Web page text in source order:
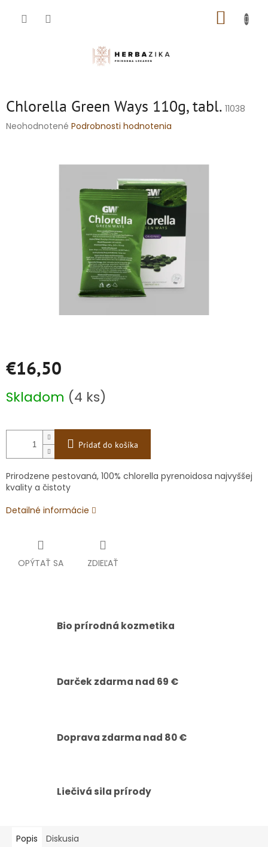
Chlorella Green Ways 110g, tabl. 11038
Priemerné
Neohodnotené Podrobnosti hodnotenia
€16,50
cena:
Skladom (4 ks)
Pridať do košíka
Prirodzene pestovaná, 100% chlorella pyrenoidosa najvyššej
kvality a čistoty
Detailné informácie
OPÝTAŤ SA ZDIEĽAŤ
Bio prírodná kozmetika
Darček zdarma nad 69 €
Doprava zdarma nad 80 €
Liečivá sila prírody
Popis Diskusia